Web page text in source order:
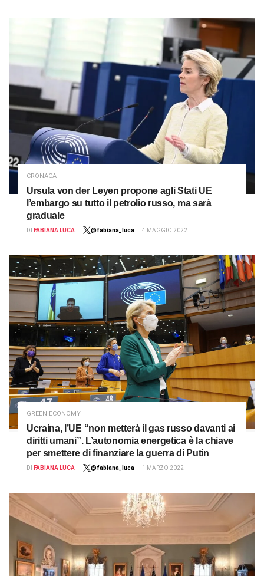
CRONACA
Ursula von der Leyen propone agli Stati UE
l’embargo su tutto il petrolio russo, ma sarà
graduale
DI FABIANA LUCA @fabiana_luca 4 MAGGIO 2022
GREEN ECONOMY
Ucraina, l’UE “non metterà il gas russo davanti ai
diritti umani”. L’autonomia energetica è la chiave
per smettere di finanziare la guerra di Putin
DI FABIANA LUCA @fabiana_luca 1 MARZO 2022